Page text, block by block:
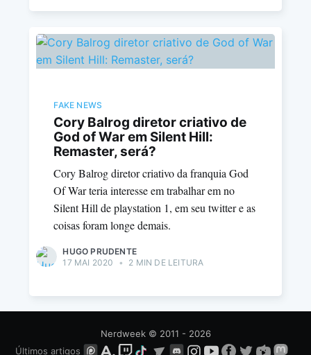
FAKE NEWS
Cory Balrog diretor criativo de
God of War em Silent Hill:
Remaster, será?
Cory Balrog diretor criativo da franquia God
Of War teria interesse em trabalhar em no
Silent Hill de playstation 1, em seu twitter e as
coisas foram longe demais.
HUGO PRUDENTE
17 MAI 2020
• 2 MIN DE LEITURA
Nerdweek© 2011 - 2026
Últimos artigos